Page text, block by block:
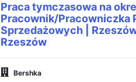
Praca tymczasowa na
Pracownik/Pracowniczka
Sprzedażowych |
Rzeszów
Bershka